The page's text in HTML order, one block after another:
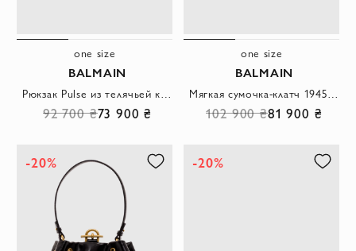
one size
BALMAIN
92 700 ₴73 900 ₴
one size
BALMAIN
102 900 ₴81 900 ₴
-20% -20%